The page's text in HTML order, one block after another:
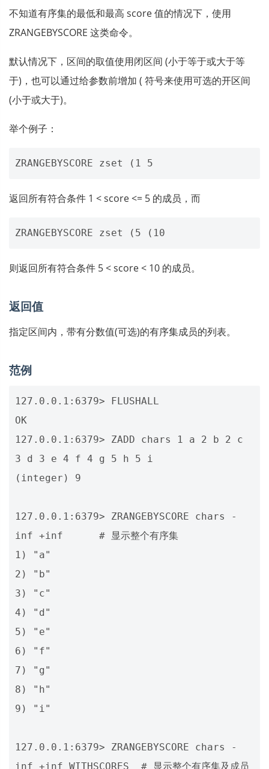
不知道有序集的最低和最高 score 值的情况下，使用
ZRANGEBYSCORE 这类命令。
默认情况下，区间的取值使用闭区间 (小于等于或大于等
于)，也可以通过给参数前增加 ( 符号来使用可选的开区间
(小于或大于)。
举个例子：
返回所有符合条件 1 < score <= 5 的成员，而
则返回所有符合条件 5 < score < 10 的成员。
返回值
指定区间内，带有分数值(可选)的有序集成员的列表。
范例
127.0.0.1:6379> FLUSHALL
OK
127.0.0.1:6379> ZADD chars 1 a 2 b 2 c
3 d 3 e 4 f 4 g 5 h 5 i
(integer) 9
127.0.0.1:6379> ZRANGEBYSCORE chars -
inf +inf      # 显示整个有序集
1) "a"
2) "b"
3) "c"
4) "d"
5) "e"
6) "f"
7) "g"
8) "h"
9) "i"
127.0.0.1:6379> ZRANGEBYSCORE chars -
inf +inf WITHSCORES  # 显示整个有序集及成员